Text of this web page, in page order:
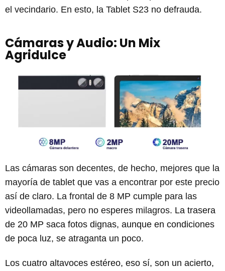
el vecindario. En esto, la Tablet S23 no defrauda.
Cámaras y Audio: Un Mix
Agridulce
Las cámaras son decentes, de hecho, mejores que la
mayoría de tablet que vas a encontrar por este precio
así de claro. La frontal de 8 MP cumple para las
videollamadas, pero no esperes milagros. La trasera
de 20 MP saca fotos dignas, aunque en condiciones
de poca luz, se atraganta un poco.
Los cuatro altavoces estéreo, eso sí, son un acierto,